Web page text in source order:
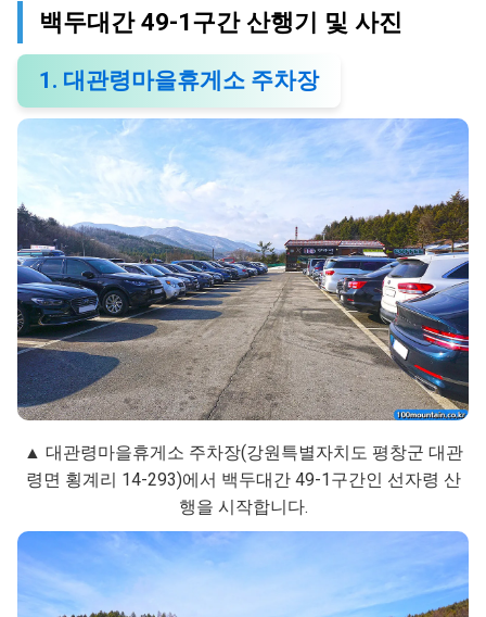
백두대간 49-1구간 산행기 및 사진
1. 대관령마을휴게소 주차장
▲ 대관령마을휴게소 주차장(강원특별자치도 평창군 대관
령면 횡계리 14-293)에서 백두대간 49-1구간인 선자령 산
행을 시작합니다.